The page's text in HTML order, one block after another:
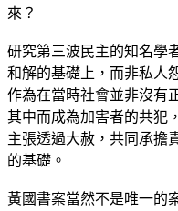
來？
研究第三波民主的知名學
和解的基礎上，而非私人
作為在當時社會並非沒有
其中而成為加害者的共犯
主張透過大赦，共同承擔
的基礎。
黃國書案當然不是唯一的